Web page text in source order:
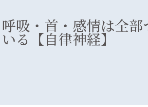
呼吸・首・感情は全部
いる【自律神経】